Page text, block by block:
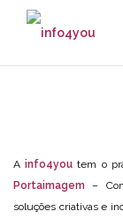
Ainfo4you tem o
Portaimagem –
soluções criativas e